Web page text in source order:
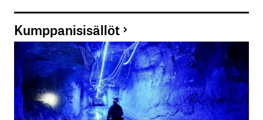
Kumppanisisällöt